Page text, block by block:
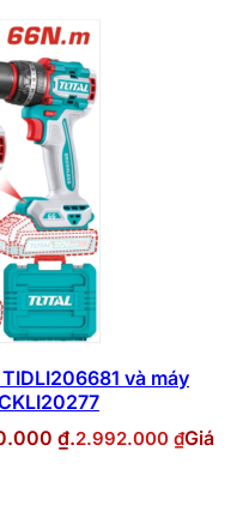
và máy
₫.2.992.000 ₫Giá